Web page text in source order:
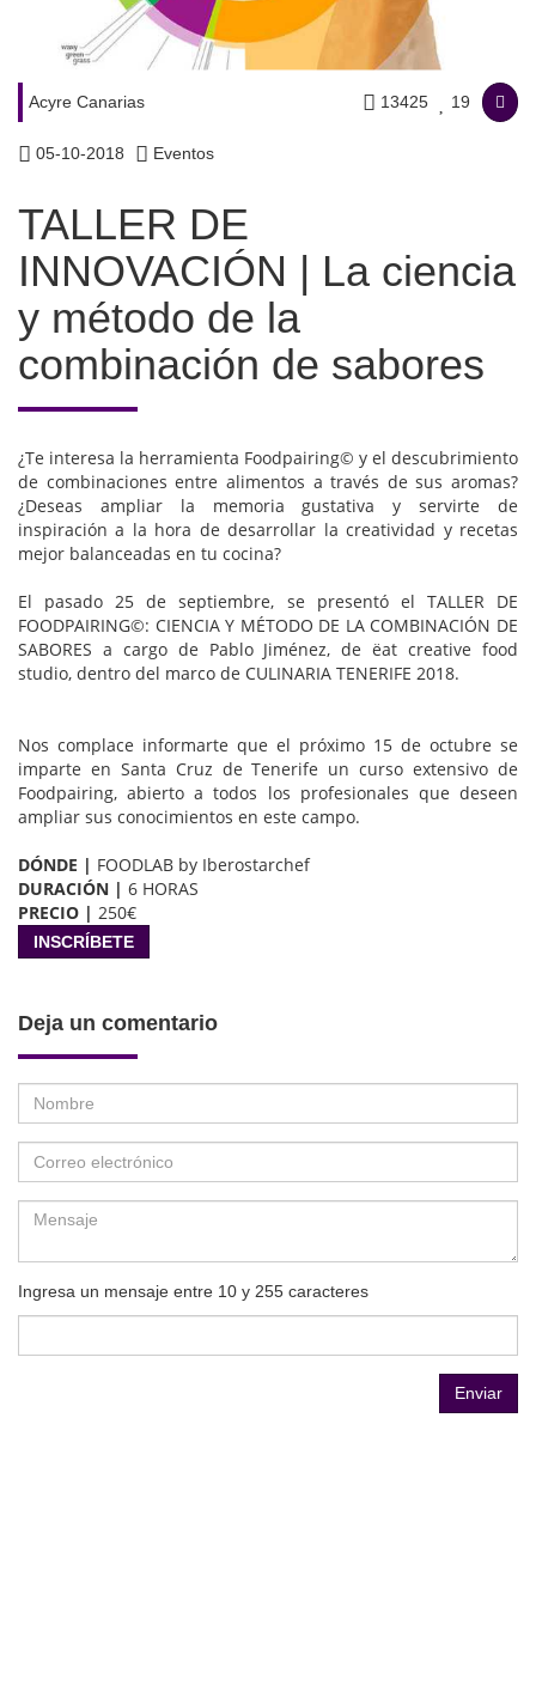
13425 19
Acyre Canarias
05-10-2018 Eventos
TALLER DE
INNOVACIÓN | La ciencia
y método de la
combinación de sabores
¿Te interesa la herramienta Foodpairing© y el descubrimiento
de combinaciones entre alimentos a través de sus aromas?
¿Deseas ampliar la memoria gustativa y servirte de
inspiración a la hora de desarrollar la creatividad y recetas
mejor balanceadas en tu cocina?
El pasado 25 de septiembre, se presentó el TALLER DE
FOODPAIRING©: CIENCIA Y MÉTODO DE LA COMBINACIÓN DE
SABORES a cargo de Pablo Jiménez, de ëat creative food
studio, dentro del marco de CULINARIA TENERIFE 2018.
Nos complace informarte que el próximo 15 de octubre se
imparte en Santa Cruz de Tenerife un curso extensivo de
Foodpairing, abierto a todos los profesionales que deseen
ampliar sus conocimientos en este campo.
DÓNDE | FOODLAB by Iberostarchef
DURACIÓN | 6 HORAS
PRECIO | 250€
INSCRÍBETE
Deja un comentario
Ingresa un mensaje entre 10 y 255 caracteres
Enviar